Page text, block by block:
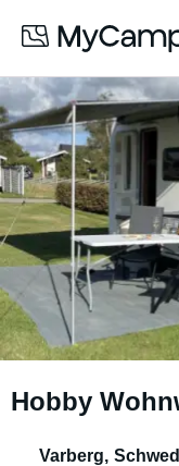
Hobby
Varberg,